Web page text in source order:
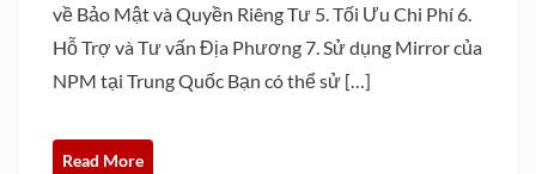
về Bảo Mật và Quyền Riêng Tư 5. Tối Ưu Chi Phí 6.
Hỗ Trợ và Tư vấn Địa Phương 7. Sử dụng Mirror của
NPM tại Trung Quốc Bạn có thể sử […]
Read More